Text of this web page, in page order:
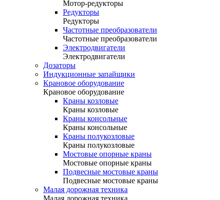
Мотор-редукторы
Редукторы
Редукторы
Частотные преобразователи
Частотные преобразователи
Электродвигатели
Электродвигатели
Дозаторы
Индукционные запайщики
Крановое оборудование
Крановое оборудование
Краны козловые
Краны козловые
Краны консольные
Краны консольные
Краны полукозловые
Краны полукозловые
Мостовые опорные краны
Мостовые опорные краны
Подвесные мостовые краны
Подвесные мостовые краны
Малая дорожная техника
Малая дорожная техника